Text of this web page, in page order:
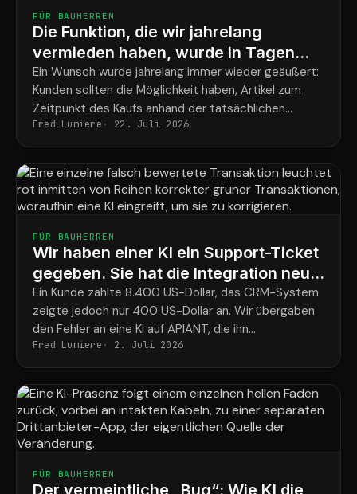
FÜR BAUHERREN
Die Funktion, die wir jahrelang
vermieden haben, wurde in Tagen
eingebaut
Ein Wunsch wurde jahrelang immer wieder geäußert:
Kunden sollten die Möglichkeit haben, Artikel zum
Zeitpunkt des Kaufs anhand der tatsächlichen
Verfügbarkeit zu buchen. Wir haben das nie
umgesetzt. Dann hat es ein KI-Operator auf unserer
KI-gestützten Plattform innerhalb weniger Tage
realisiert.
Fred Lumiere 22. Juli 2026
FÜR BAUHERREN
Wir haben einer KI ein Support-Ticket
gegeben. Sie hat die Integration neu
erstellt und den Regelkreis
geschlossen.
Ein Kunde zahlte 8.400 US-Dollar, das CRM-System
zeigte jedoch nur 400 US-Dollar an. Wir übergaben
den Fehler an eine KI auf APIANT, die ihn
diagnostizierte, die Anwendung neu kompilierte und
die Korrektur von Anfang bis Ende testete.
Fred Lumiere 2. Juli 2026
FÜR BAUHERREN